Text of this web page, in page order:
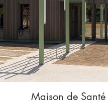
Maison de Santé